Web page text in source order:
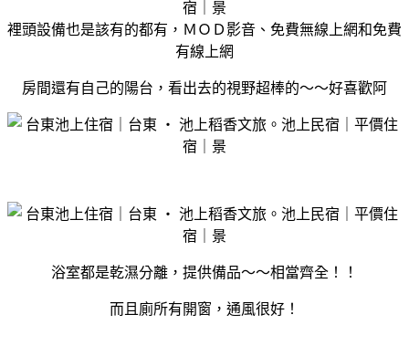
裡頭設備也是該有的都有，ＭＯＤ影音、免費無線上網和免費
有線上網
房間還有自己的陽台，看出去的視野超棒的～～好喜歡阿
浴室都是乾濕分離，提供備品～～相當齊全！！
而且廁所有開窗，通風很好！